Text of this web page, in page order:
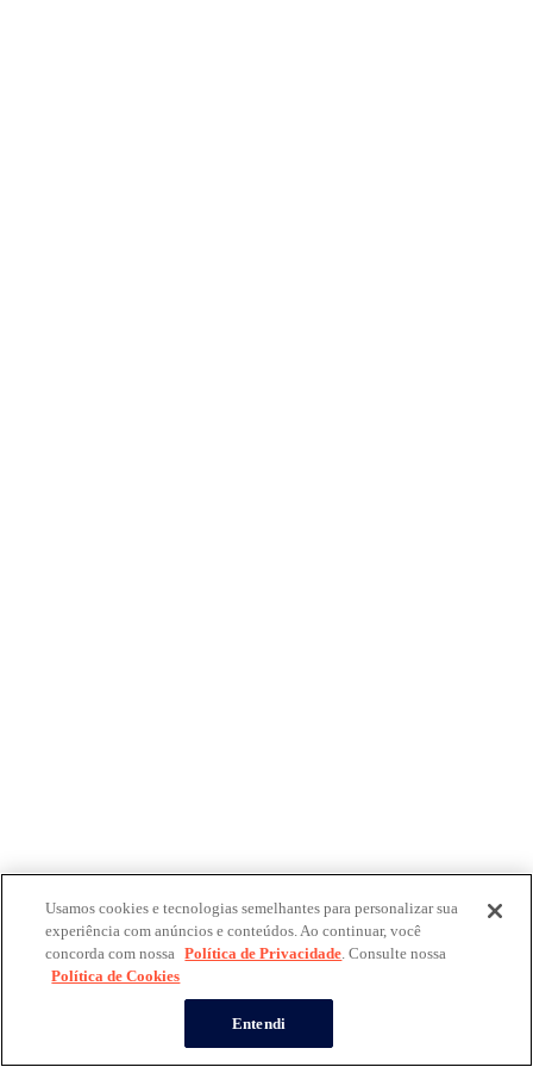
Usamos cookies e tecnologias semelhantes para personalizar sua
experiência com anúncios e conteúdos. Ao continuar, você
concorda com nossa Política de Privacidade. Consulte nossa
Política de Cookies
Entendi